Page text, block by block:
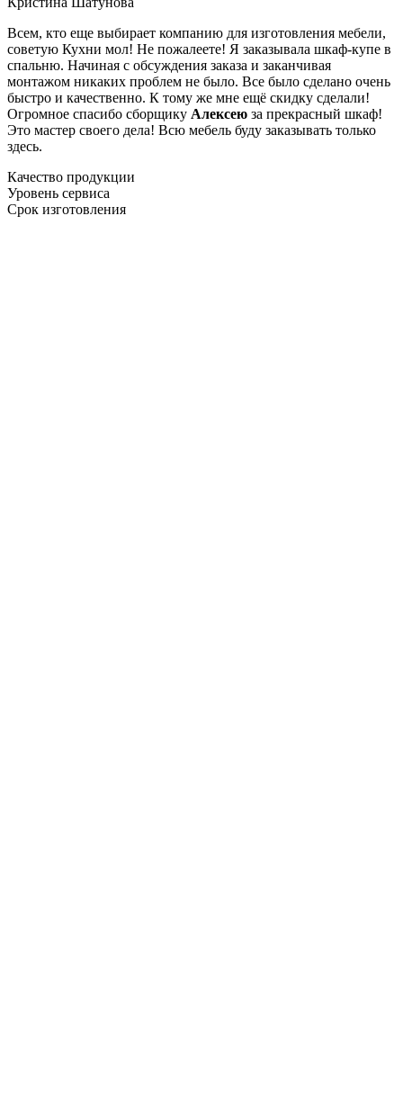
Всем, кто еще выбирает компанию для изготовления мебели,
советую Кухни мол! Не пожалеете! Я заказывала шкаф-купе в
спальню. Начиная с обсуждения заказа и заканчивая
монтажом никаких проблем не было. Все было сделано очень
быстро и качественно. К тому же мне ещё скидку сделали!
Огромное спасибо сборщику Алексею за прекрасный шкаф!
Это мастер своего дела! Всю мебель буду заказывать только
здесь.
Качество продукции
Уровень сервиса
Срок изготовления